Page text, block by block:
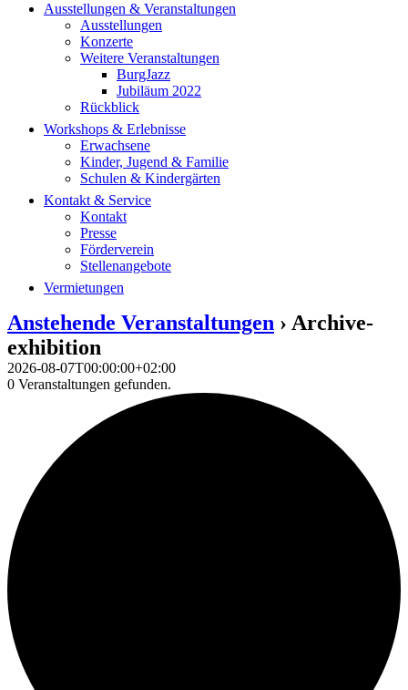
Ausstellungen & Veranstaltungen
Ausstellungen
Konzerte
Weitere Veranstaltungen
BurgJazz
Jubiläum 2022
Rückblick
Workshops & Erlebnisse
Erwachsene
Kinder, Jugend & Familie
Schulen & Kindergärten
Kontakt & Service
Kontakt
Presse
Förderverein
Stellenangebote
Vermietungen
Anstehende Veranstaltungen › Archive-
exhibition
2026-08-07T00:00:00+02:00
0 Veranstaltungen gefunden.